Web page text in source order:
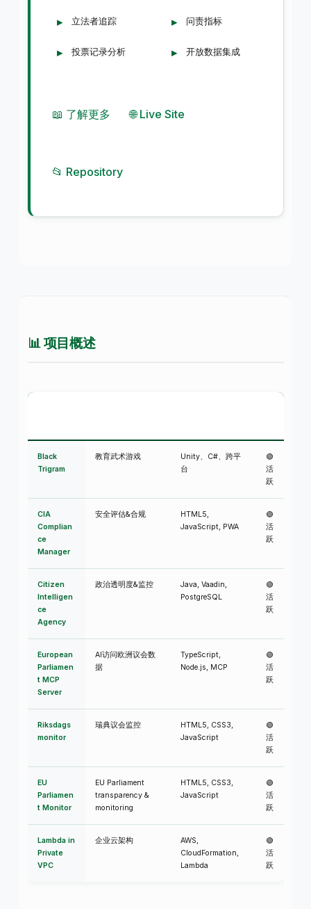
立法者追踪
投票记录分析
问责指标
开放数据集成
📖 了解更多 🌐 Live Site
📂 Repository
📊 项目概述
Black
Trigram
教育武术游戏
Unity、C#、跨平
台
🟢
活
跃
CIA
Complian
ce
Manager
安全评估&合规
HTML5,
JavaScript, PWA
🟢
活
跃
Citizen
Intelligen
ce
Agency
政治透明度&监控
Java, Vaadin,
PostgreSQL
🟢
活
跃
European
Parliamen
t MCP
Server
AI访问欧洲议会数
据
TypeScript,
Node.js, MCP
🟢
活
跃
Riksdags
monitor
瑞典议会监控
HTML5, CSS3,
JavaScript
🟢
活
跃
EU
Parliamen
t Monitor
EU Parliament
transparency &
monitoring
HTML5, CSS3,
JavaScript
🟢
活
跃
Lambda in
Private
VPC
企业云架构
AWS,
CloudFormation,
Lambda
🟢
活
跃